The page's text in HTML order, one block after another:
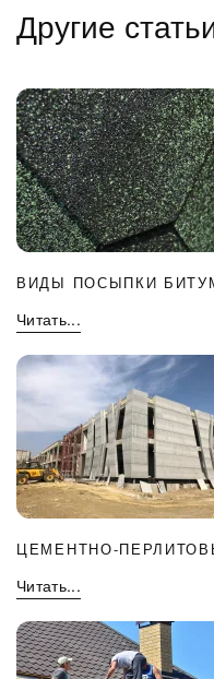
Другие
ВИДЫ ПОСЫПКИ
Читать...
ЦЕМЕНТНО-
Читать...